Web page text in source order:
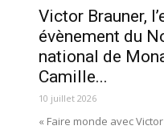
Victor Brauner,
évènement du
national de
Camille...
10 juillet 2026
« Faire monde avec